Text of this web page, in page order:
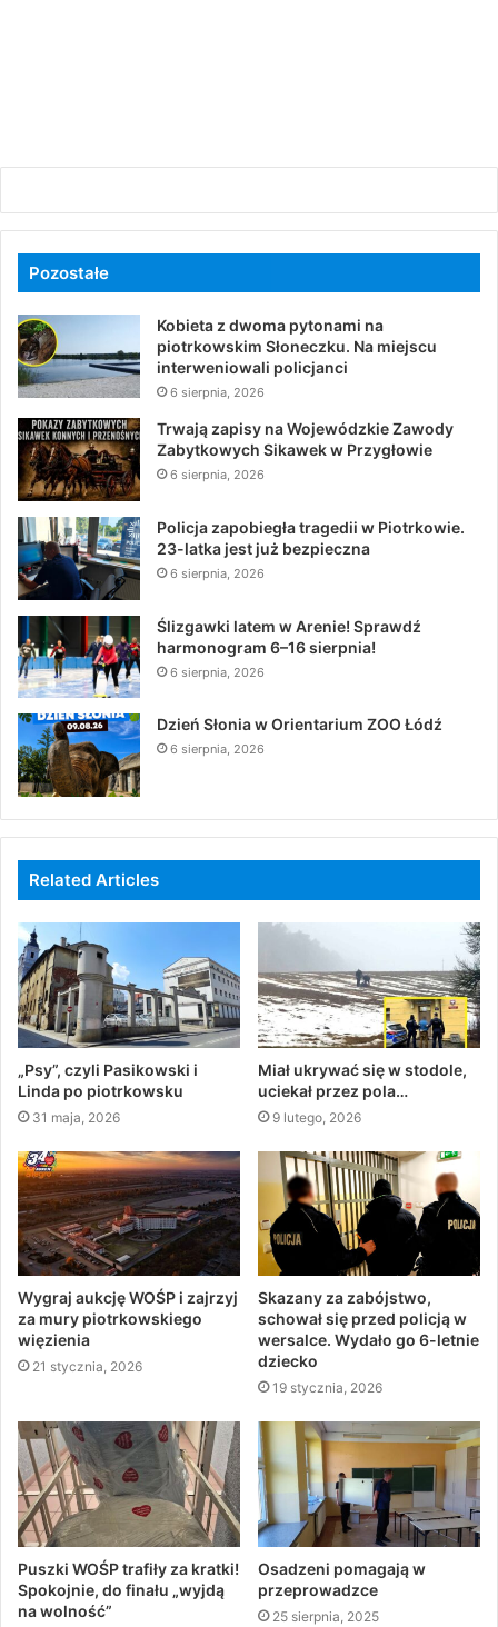
Pozostałe
Kobieta z dwoma pytonami na
piotrkowskim Słoneczku. Na miejscu
interweniowali policjanci
6 sierpnia, 2026
Trwają zapisy na Wojewódzkie Zawody
Zabytkowych Sikawek w Przygłowie
6 sierpnia, 2026
Policja zapobiegła tragedii w Piotrkowie.
23-latka jest już bezpieczna
6 sierpnia, 2026
Ślizgawki latem w Arenie! Sprawdź
harmonogram 6–16 sierpnia!
6 sierpnia, 2026
Dzień Słonia w Orientarium ZOO Łódź
6 sierpnia, 2026
Related Articles
„Psy”, czyli Pasikowski i
Linda po piotrkowsku
31 maja, 2026
Miał ukrywać się w stodole,
uciekał przez pola…
9 lutego, 2026
Wygraj aukcję WOŚP i zajrzyj
za mury piotrkowskiego
więzienia
21 stycznia, 2026
Skazany za zabójstwo,
schował się przed policją w
wersalce. Wydało go 6-letnie
dziecko
19 stycznia, 2026
Puszki WOŚP trafiły za kratki!
Spokojnie, do finału „wyjdą
na wolność”
Osadzeni pomagają w
przeprowadzce
25 sierpnia, 2025